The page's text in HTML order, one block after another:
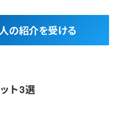
の紹介を受ける
ト3選